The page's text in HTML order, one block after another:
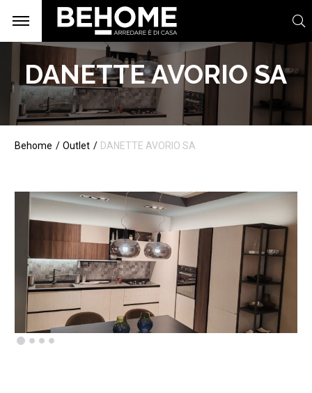
DANETTE AVORIO SA
Behome Outlet DANETTE AVORIO SA